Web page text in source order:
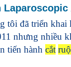
tôi đã triển
nhưng nhiều
tiến hành cắt